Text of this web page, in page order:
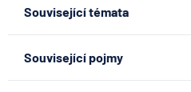
Související témata
Související pojmy